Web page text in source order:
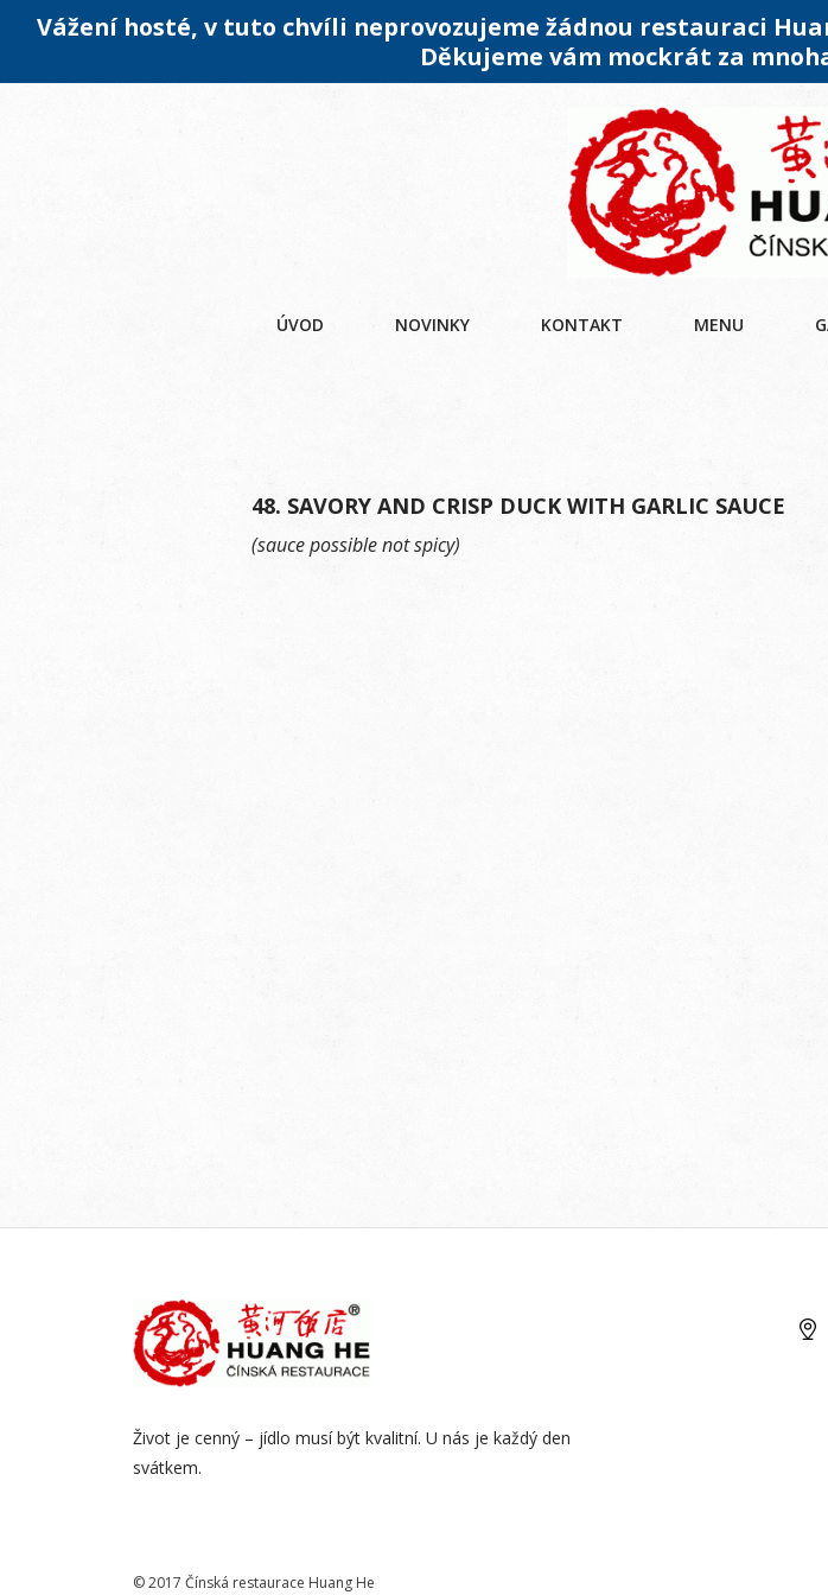
Vážení hosté, v tuto chvíli neprovozujeme žádnou restauraci
Děkujeme vám mockrát za
ÚVOD NOVINKY KONTAKT MENU
48. SAVORY AND CRISP DUCK WITH GARLIC SAUCE
(sauce possible not spicy)
Život je cenný – jídlo musí být kvalitní. U nás je každý den
svátkem.
© 2017 Čínská restaurace Huang He